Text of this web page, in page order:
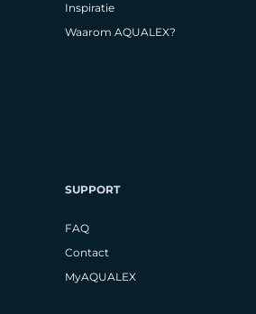
Inspiratie
Waarom AQUALEX?
SUPPORT
FAQ
Contact
MyAQUALEX